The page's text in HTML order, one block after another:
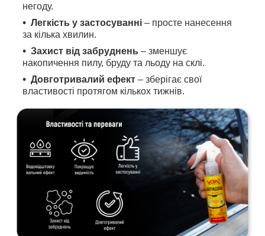
негоду.
Легкість у застосуванні – просте нанесення
за кілька хвилин.
Захист від забруднень – зменшує
накопичення пилу, бруду та льоду на склі.
Довготривалий ефект – зберігає свої
властивості протягом кількох тижнів.